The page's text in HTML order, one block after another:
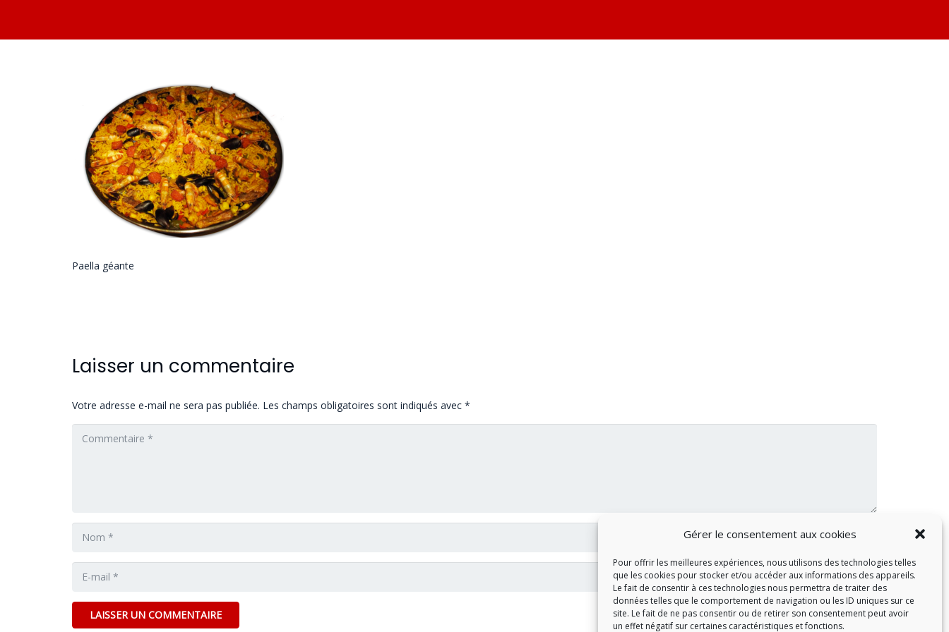
Gérer le consentement aux cookies
Pour offrir les meilleures expériences, nous utilisons des technologies telles
que les cookies pour stocker et/ou accéder aux informations des appareils.
Le fait de consentir à ces technologies nous permettra de traiter des
données telles que le comportement de navigation ou les ID uniques sur ce
site. Le fait de ne pas consentir ou de retirer son consentement peut avoir
un effet négatif sur certaines caractéristiques et fonctions.
Paella géante
Laisser un commentaire
Votre adresse e-mail ne sera pas publiée. Les champs obligatoires sont indiqués avec *
LAISSER UN COMMENTAIRE